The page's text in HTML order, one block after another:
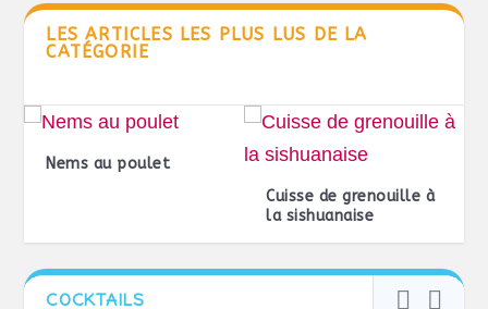
LES ARTICLES LES PLUS LUS DE LA
CATÉGORIE
Nems au poulet
Cuisse de grenouille à
la sishuanaise
COCKTAILS